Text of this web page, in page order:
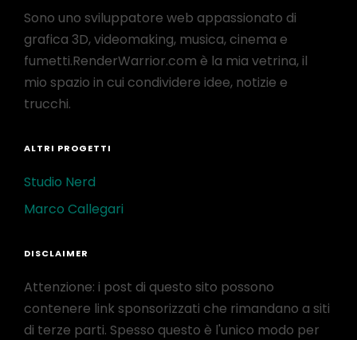
Sono uno sviluppatore web appassionato di
grafica 3D, videomaking, musica, cinema e
fumetti.RenderWarrior.com è la mia vetrina, il
mio spazio in cui condividere idee, notizie e
trucchi.
ALTRI PROGETTI
Studio Nerd
Marco Callegari
DISCLAIMER
Attenzione: i post di questo sito possono
contenere link sponsorizzati che rimandano a siti
di terze parti. Spesso questo è l'unico modo per